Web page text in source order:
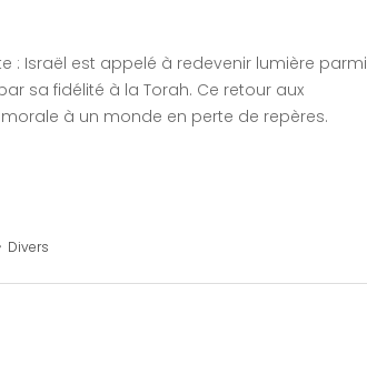
: Israël est appelé à redevenir lumière parmi
sa fidélité à la Torah. Ce retour aux
à un monde en perte de repères.
Divers